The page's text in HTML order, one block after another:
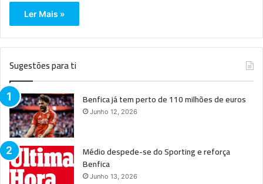
Ler Mais »
Sugestões para ti
Benfica já tem perto de 110 milhões de euros
Junho 12, 2026
Médio despede-se do Sporting e reforça
Benfica
Junho 13, 2026